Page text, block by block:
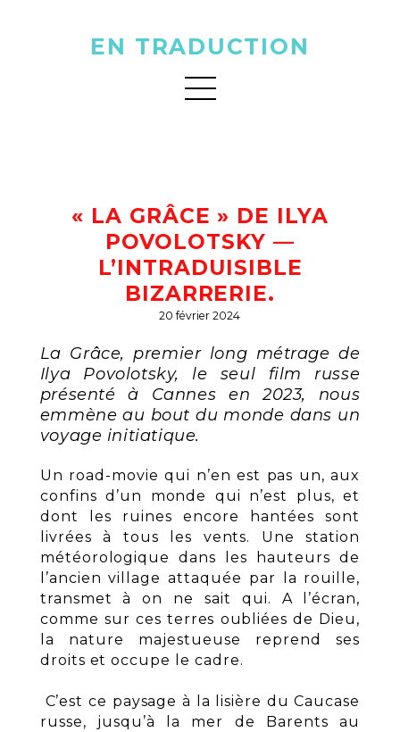
EN TRADUCTION
« LA GRÂCE » DE ILYA
POVOLOTSKY —
L’INTRADUISIBLE
BIZARRERIE.
20 février 2024
La Grâce, premier long métrage de
Ilya Povolotsky, le seul film russe
présenté à Cannes en 2023, nous
emmène au bout du monde dans un
voyage initiatique.
Un road-movie qui n’en est pas un, aux
confins d’un monde qui n’est plus, et
dont les ruines encore hantées sont
livrées à tous les vents. Une station
météorologique dans les hauteurs de
l’ancien village attaquée par la rouille,
transmet à on ne sait qui. A l’écran,
comme sur ces terres oubliées de Dieu,
la nature majestueuse reprend ses
droits et occupe le cadre.
C’est ce paysage à la lisière du Caucase
russe, jusqu’à la mer de Barents au